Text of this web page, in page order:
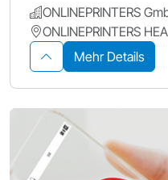
ONLINEPRINTERS
ONLINEPRINTERS
Mehr Details